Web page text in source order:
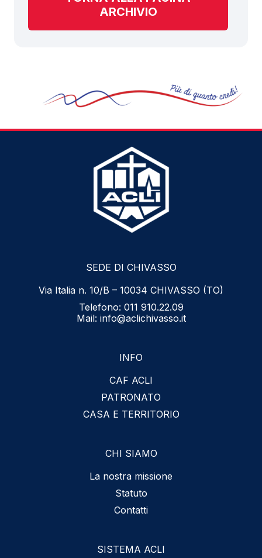
ARCHIVIO
SEDE DI CHIVASSO
Via Italia n. 10/B – 10034 CHIVASSO (TO)
Telefono: 011 910.22.09
Mail: info@aclichivasso.it
INFO
CAF ACLI
PATRONATO
CASA E TERRITORIO
CHI SIAMO
La nostra missione
Statuto
Contatti
SISTEMA ACLI